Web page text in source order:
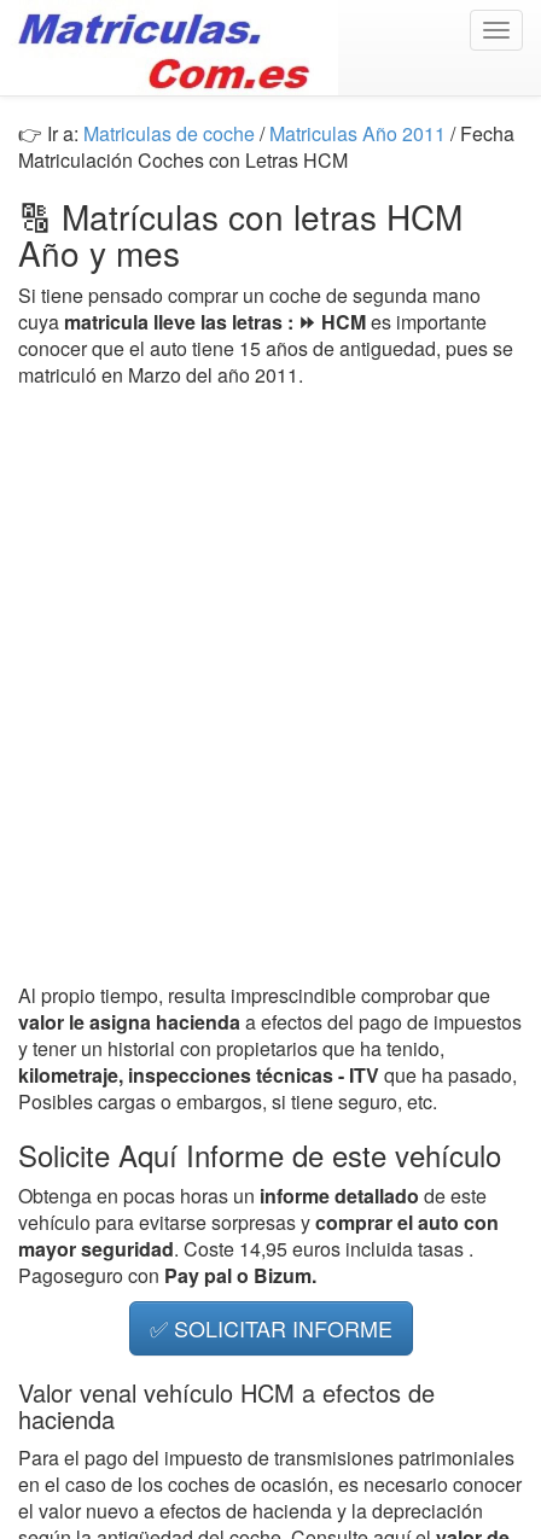
👉 Ir a: Matriculas de coche/Matriculas Año 2011 / Fecha
Matriculación Coches con Letras HCM
🔠 Matrículas con letras HCM
Año y mes
Si tiene pensado comprar un coche de segunda mano
cuya matricula lleve las letras : ⏩ HCMes importante
conocer que el auto tiene 15 años de antiguedad, pues se
matriculó en Marzo del año 2011.
Al propio tiempo, resulta imprescindible comprobar que
valor le asigna haciendaa efectos del pago de impuestos
y tener un historial con propietarios que ha tenido,
kilometraje, inspecciones técnicas - ITVque ha pasado,
Posibles cargas o embargos, si tiene seguro, etc.
Solicite Aquí Informe de este vehículo
Obtenga en pocas horas un informe detallado de este
vehículo para evitarse sorpresas ycomprar el auto con
mayor seguridad. Coste 14,95 euros incluida tasas .
Pagoseguro con Pay pal o Bizum.
✅ SOLICITAR INFORME
Valor venal vehículo HCM a efectos de
hacienda
Para el pago del impuesto de transmisiones patrimoniales
en el caso de los coches de ocasión, es necesario conocer
el valor nuevo a efectos de hacienda y la depreciación